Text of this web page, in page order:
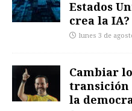
Estados
crea la IA?
lunes 3 de
Cambiar
transición
la